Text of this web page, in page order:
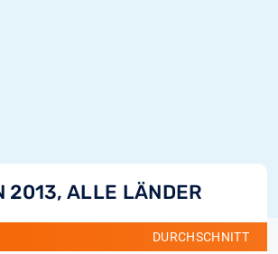
2013, ALLE LÄNDER
DURCHSCHNITT